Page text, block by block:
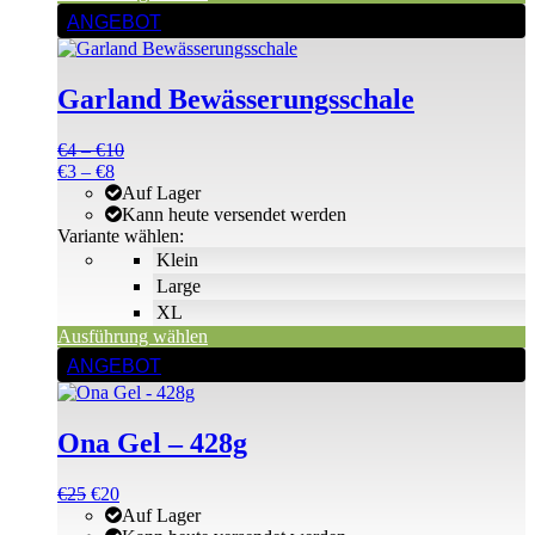
ANGEBOT
Garland Bewässerungsschale
€4 –€10Preisspanne:
bis
€10
€3 – €8Preisspanne:
€3
bis
€8
Klein
Large
XL
Auf Lager
Kann heute versendet werden
Variante wählen:
Ausführung wählen
Dieses
Produkt
weist
Varianten
auf.
Die
Optionen
können
der
Produktseite
gewählt
ANGEBOT
Ona Gel – 428g
Ursprünglicher
Preis
€25Aktueller
Preis
€20
Auf Lager